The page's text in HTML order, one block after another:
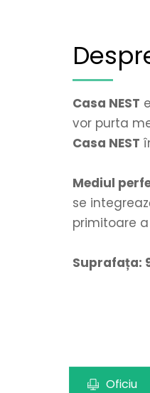
Casa NEST
Casa NEST
Mediul
se
primitoare
Suprafața:
Oficiu